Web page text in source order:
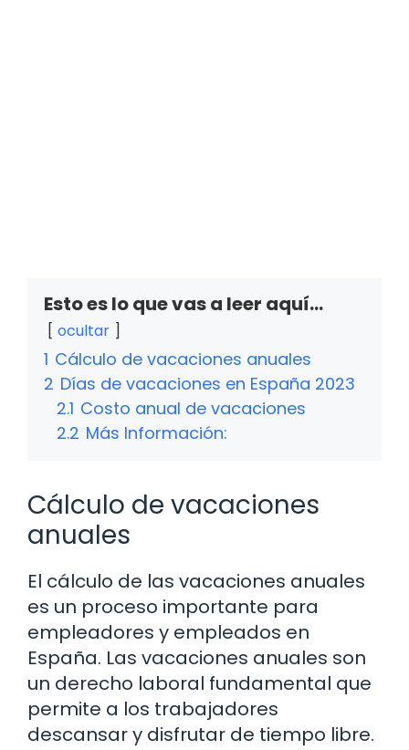
Esto es lo que vas a leer aquí...
ocultar
1 Cálculo de vacaciones anuales
2 Días de vacaciones en España 2023
2.1 Costo anual de vacaciones
2.2 Más Información:
Cálculo de vacaciones
anuales
El cálculo de las vacaciones anuales
es un proceso importante para
empleadores y empleados en
España. Las vacaciones anuales son
un derecho laboral fundamental que
permite a los trabajadores
descansar y disfrutar de tiempo libre.